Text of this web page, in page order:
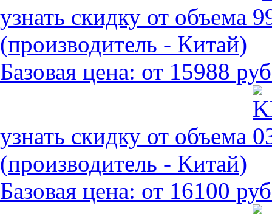
узнать скидку от объема
(производитель - Китай)
Базовая цена: от 15988
узнать скидку от объема
(производитель - Китай)
Базовая цена: от 16100